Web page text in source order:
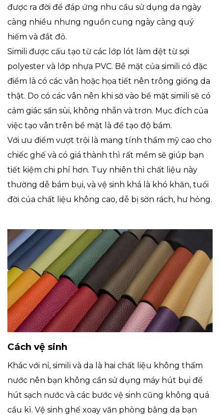
được ra đời để đáp ứng nhu cầu sử dụng da ngày
càng nhiều nhưng nguồn cung ngày càng quý
hiếm và đắt đỏ.
Simili được cấu tạo từ các lớp lót làm dệt từ sợi
polyester và lớp nhựa PVC. Bề mặt của simili có đặc
điểm là có các vân hoặc họa tiết nên trông giống da
thật. Do có các vân nên khi sờ vào bề mặt simili sẽ có
cảm giác sần sùi, không nhẵn và trơn. Mục đích của
việc tạo vân trên bề mặt là để tạo độ bám.
Với ưu điểm vượt trội là mang tính thẩm mỹ cao cho
chiếc ghế và có giá thành thì rất mềm sẽ giúp bạn
tiết kiệm chi phí hơn. Tuy nhiên thì chất liệu này
thường dễ bám bụi, và vệ sinh khá là khó khăn, tuổi
đời của chất liệu không cao, dễ bị sờn rách, hư hỏng.
Cách vệ sinh
Khác với nỉ, simili và da là hai chất liệu không thấm
nước nên bạn không cần sử dụng máy hút bụi để
hút sạch nước và các bước vệ sinh cũng không quá
cầu kì. Vệ sinh ghế xoay văn phòng bằng da bạn